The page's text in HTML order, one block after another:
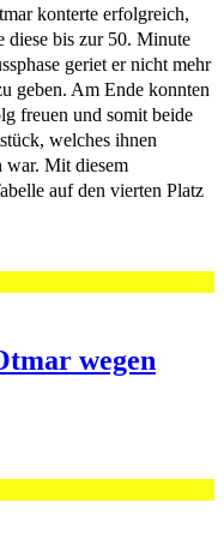
konterte erfolgreich,
diese bis zur 50. Minute
geriet er nicht mehr
geben. Am Ende konnten
freuen und somit beide
welches ihnen
war. Mit diesem
auf den vierten Platz
wegen